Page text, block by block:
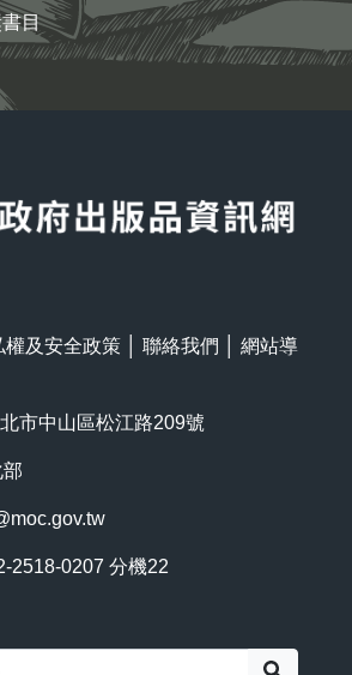
目
權及安全政策 聯絡我們
網站導
市中山區松江路209號
2518-0207 分機22